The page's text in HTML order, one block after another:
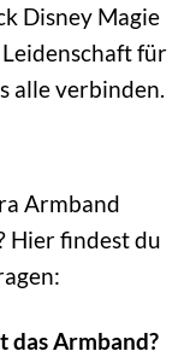
Disney Magie
für
alle verbinden.
Armband
Hier findest du
das Armband?